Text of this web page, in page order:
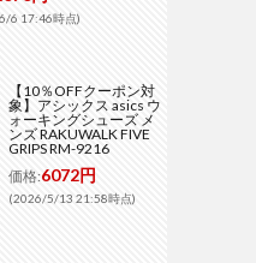
6 17:46時点)
【10％OFFクーポン対
象】アシックス asics ウ
ォーキングシューズ メ
ンズ RAKUWALK FIVE
GRIPS RM-9216
価格:6072円
(2026/5/13 21:58時点)